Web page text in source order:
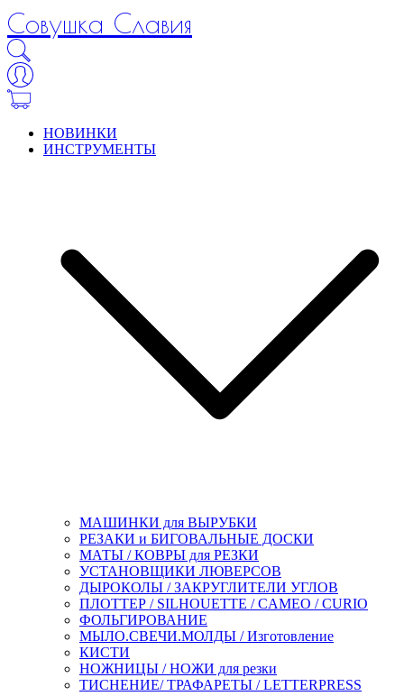
Совушка Славия
НОВИНКИ
ИНСТРУМЕНТЫ
МАШИНКИ для ВЫРУБКИ
РЕЗАКИ и БИГОВАЛЬНЫЕ ДОСКИ
МАТЫ / КОВРЫ для РЕЗКИ
УСТАНОВЩИКИ ЛЮВЕРСОВ
ДЫРОКОЛЫ / ЗАКРУГЛИТЕЛИ УГЛОВ
ПЛОТТЕР / SILHOUETTE / CAMEO / CURIO
ФОЛЬГИРОВАНИЕ
МЫЛО.СВЕЧИ.МОЛДЫ / Изготовление
КИСТИ
НОЖНИЦЫ / НОЖИ для резки
ТИСНЕНИЕ/ ТРАФАРЕТЫ / LETTERPRESS